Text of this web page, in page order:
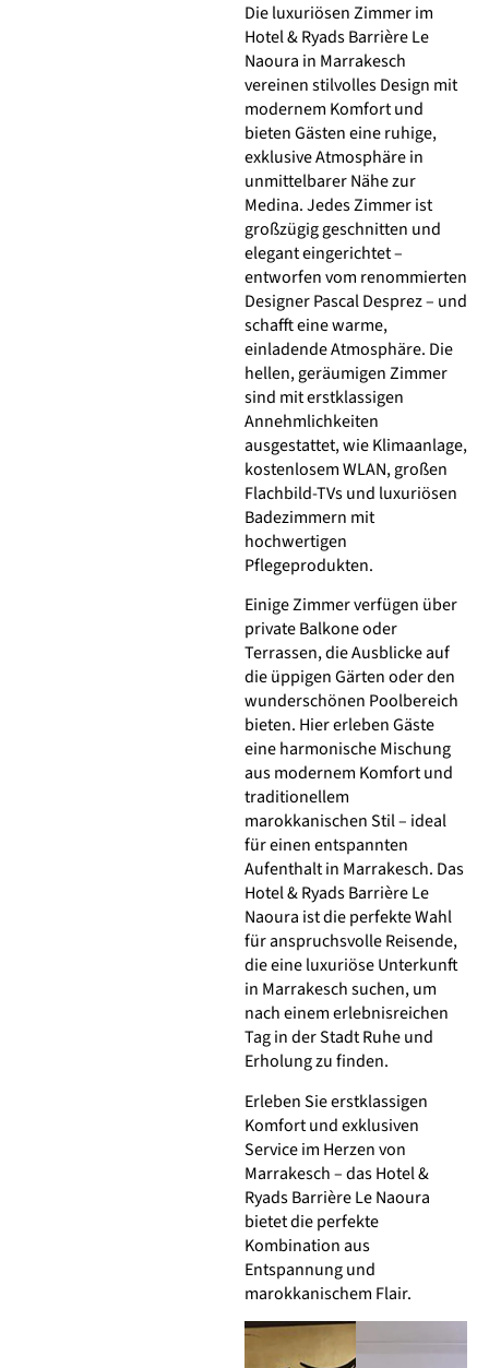
Die luxuriösen Zimmer im
Hotel & Ryads Barrière Le
Naoura in Marrakesch
vereinen stilvolles Design mit
modernem Komfort und
bieten Gästen eine ruhige,
exklusive Atmosphäre in
unmittelbarer Nähe zur
Medina. Jedes Zimmer ist
großzügig geschnitten und
elegant eingerichtet –
entworfen vom renommierten
Designer Pascal Desprez – und
schafft eine warme,
einladende Atmosphäre. Die
hellen, geräumigen Zimmer
sind mit erstklassigen
Annehmlichkeiten
ausgestattet, wie Klimaanlage,
kostenlosem WLAN, großen
Flachbild-TVs und luxuriösen
Badezimmern mit
hochwertigen
Pflegeprodukten.
Einige Zimmer verfügen über
private Balkone oder
Terrassen, die Ausblicke auf
die üppigen Gärten oder den
wunderschönen Poolbereich
bieten. Hier erleben Gäste
eine harmonische Mischung
aus modernem Komfort und
traditionellem
marokkanischen Stil – ideal
für einen entspannten
Aufenthalt in Marrakesch. Das
Hotel & Ryads Barrière Le
Naoura ist die perfekte Wahl
für anspruchsvolle Reisende,
die eine luxuriöse Unterkunft
in Marrakesch suchen, um
nach einem erlebnisreichen
Tag in der Stadt Ruhe und
Erholung zu finden.
Erleben Sie erstklassigen
Komfort und exklusiven
Service im Herzen von
Marrakesch – das Hotel &
Ryads Barrière Le Naoura
bietet die perfekte
Kombination aus
Entspannung und
marokkanischem Flair.